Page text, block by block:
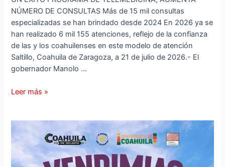
NÚMERO DE CONSULTAS Más de 15 mil consultas
especializadas se han brindado desde 2024 En 2026 ya se
han realizado 6 mil 155 atenciones, reflejo de la confianza
de las y los coahuilenses en este modelo de atención
Saltillo, Coahuila de Zaragoza, a 21 de julio de 2026.- El
gobernador Manolo …
Leer más »
INICIAN
LAS
2026